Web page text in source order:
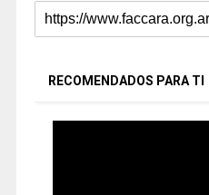
RECOMENDADOS PARA TI